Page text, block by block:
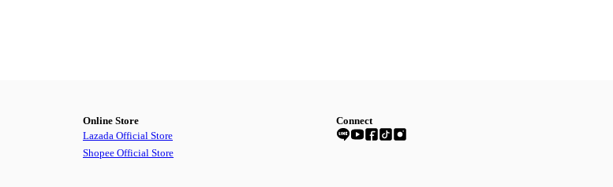
Online Store
Lazada Official Store
Shopee Official Store
Connect